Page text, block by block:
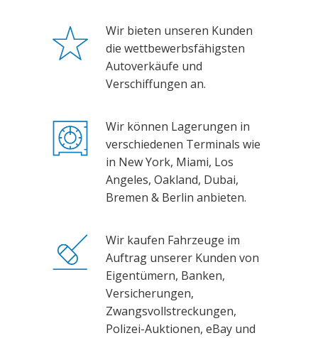
Wir bieten unseren Kunden
die wettbewerbsfähigsten
Autoverkäufe und
Verschiffungen an.
Wir können Lagerungen in
verschiedenen Terminals wie
in New York, Miami, Los
Angeles, Oakland, Dubai,
Bremen & Berlin anbieten.
Wir kaufen Fahrzeuge im
Auftrag unserer Kunden von
Eigentümern, Banken,
Versicherungen,
Zwangsvollstreckungen,
Polizei-Auktionen, eBay und